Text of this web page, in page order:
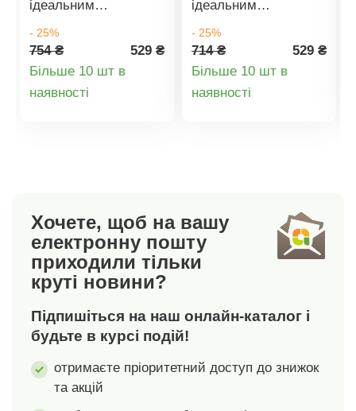
ідеальним
обідніх столів.
створити чарівну
атмосферу в кімнаті і
- 25%
754 ₴
529 ₴
Більше 10 шт в
наявності
ідеальним
обідніх столів.
створити чарівну
атмосферу в кімнаті і
- 25%
714 ₴
529 ₴
Більше 10 шт в
наявності
Хочете, щоб на вашу
електронну пошту
приходили тільки
круті новини?
Підпишіться на наш онлайн-каталог і
будьте в курсі подій!
отримаєте пріоритетний доступ до знижок
та акцій